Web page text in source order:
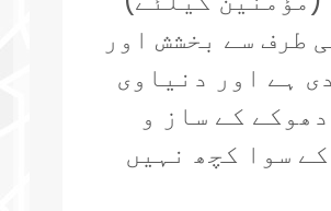
طرف سے بخشش اور
ہے اور دنیاوی
کے ساز و
سوا کچھ نہیں